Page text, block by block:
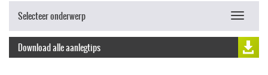
Selecteer onderwerp
Toggle
Download alle aanlegtips